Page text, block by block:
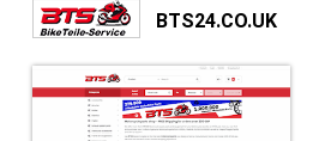
BTS24.CO.UK